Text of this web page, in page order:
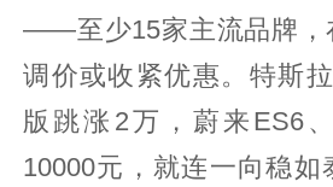
——至少15家主流品牌，
调价或收紧优惠。特斯
版跳涨2万，蔚来ES6
10000元，就连一向稳如